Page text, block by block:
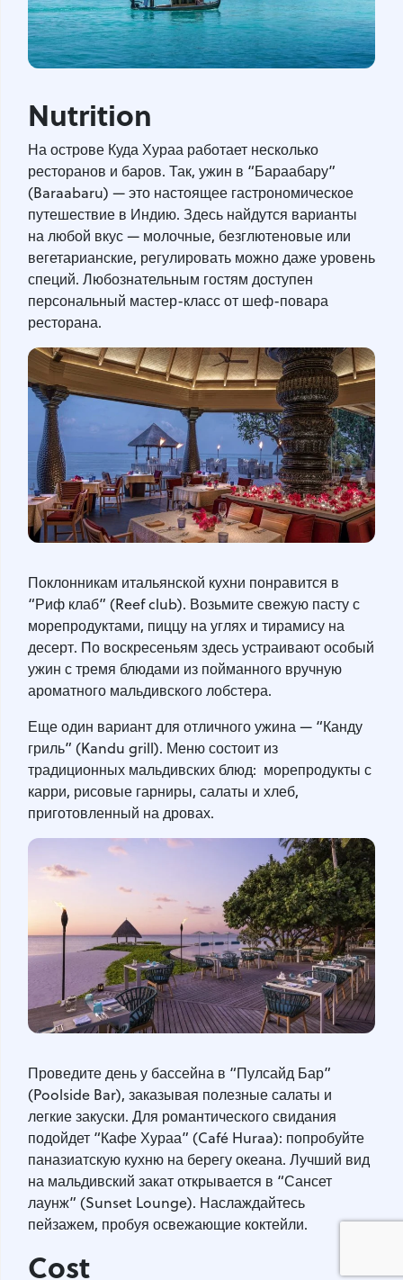
Nutrition
На острове Куда Хураа работает несколько
ресторанов и баров. Так, ужин в “Бараабару”
(Baraabaru) — это настоящее гастрономическое
путешествие в Индию. Здесь найдутся варианты
на любой вкус — молочные, безглютеновые или
вегетарианские, регулировать можно даже уровень
специй. Любознательным гостям доступен
персональный мастер-класс от шеф-повара
ресторана.
Поклонникам итальянской кухни понравится в
“Риф клаб” (Reef club). Возьмите свежую пасту с
морепродуктами, пиццу на углях и тирамису на
десерт. По воскресеньям здесь устраивают особый
ужин с тремя блюдами из пойманного вручную
ароматного мальдивского лобстера.
Еще один вариант для отличного ужина — “Канду
гриль” (Kandu grill). Меню состоит из
традиционных мальдивских блюд: морепродукты с
карри, рисовые гарниры, салаты и хлеб,
приготовленный на дровах.
Проведите день у бассейна в “Пулсайд Бар”
(Poolside Bar), заказывая полезные салаты и
легкие закуски. Для романтического свидания
подойдет “Кафе Хураа” (Café Huraa): попробуйте
паназиатскую кухню на берегу океана. Лучший вид
на мальдивский закат открывается в “Сансет
лаунж” (Sunset Lounge). Наслаждайтесь
пейзажем, пробуя освежающие коктейли.
Cost